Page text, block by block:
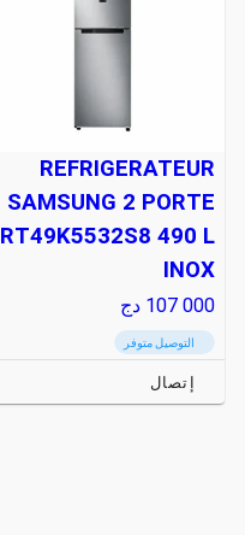
REFRIGERATEUR
SAMSUNG 2 PORTE
RT49K5532S8 490 L
INOX
107 000 دج
التوصيل متوفر
إتصال